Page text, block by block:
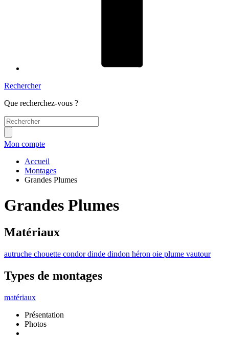
Rechercher
Que recherchez-vous ?
Mon compte
Accueil
Montages
Grandes Plumes
Grandes Plumes
Matériaux
autruche chouette condor dinde dindon héron oie plume vautour
Types de montages
matériaux
Présentation
Photos